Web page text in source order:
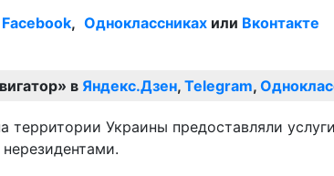
Facebook, Одноклассниках или Вконтакте
в Яндекс.Дзен, Telegram,
территории Украины предоставляли